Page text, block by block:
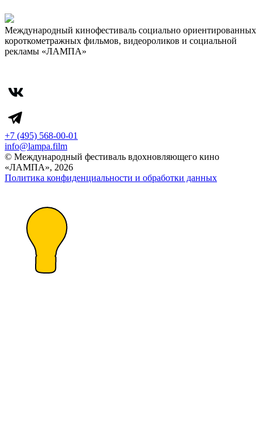
Международный кинофестиваль социально ориентированных
короткометражных фильмов, видеороликов и социальной
рекламы «ЛАМПА»
+7 (495) 568-00-01
info@lampa.film
© Международный фестиваль вдохновляющего кино
«ЛАМПА», 2026
Политика конфиденциальности и обработки данных